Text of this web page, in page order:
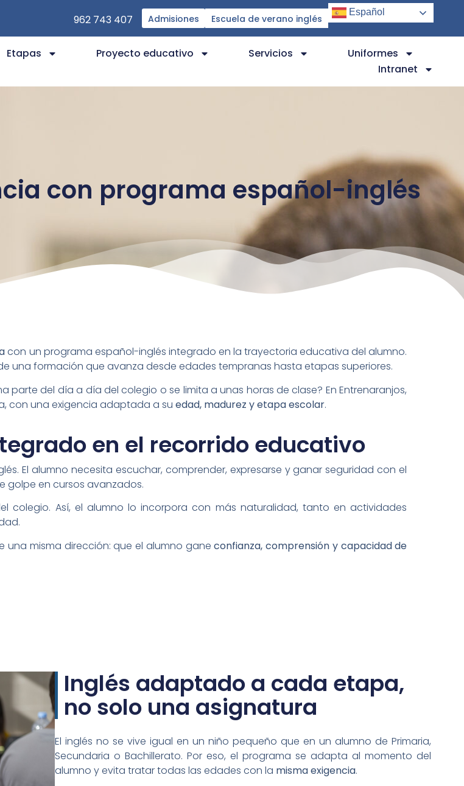
962 743 407 Admisiones Escuela de verano inglés
Español
Etapas Proyecto educativo Servicios
Uniformes
Intranet
con programa español-inglés
con un programa español-inglés integrado en la trayectoria educativa del alumno.
una formación que avanza desde edades tempranas hasta etapas superiores.
del día a día del colegio o se limita a unas horas de clase? En Entrenaranjos,
con una exigencia adaptada a su edad, madurez y etapa escolar.
en el recorrido educativo
El alumno necesita escuchar, comprender, expresarse y ganar seguridad con el
golpe en cursos avanzados.
colegio. Así, el alumno lo incorpora con más naturalidad, tanto en actividades
una misma dirección: que el alumno ganeconfianza, comprensión y capacidad de
Inglés adaptado a cada etapa,
no solo una asignatura
El inglés no se vive igual en un niño pequeño que en un alumno de Primaria,
Secundaria o Bachillerato. Por eso, el programa se adapta al momento del
alumno y evita tratar todas las edades con la misma exigencia.